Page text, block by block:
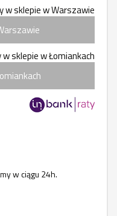
w sklepie w Warszawie
sklepie w Łomiankach
w ciągu 24h.